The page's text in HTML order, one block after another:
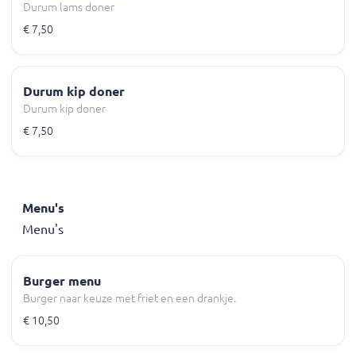
Durum lams doner
€ 7,50
Durum kip doner
Durum kip doner
€ 7,50
Menu's
Menu's
Burger menu
Burger naar keuze met friet en een drankje.
€ 10,50